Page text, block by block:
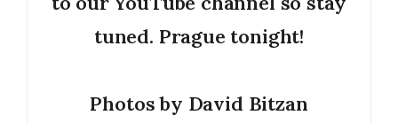
tuned. Prague tonight!
Photos by David Bitzan